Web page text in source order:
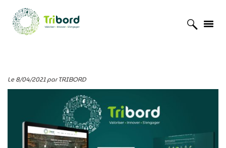
Accueil»
Le 8/04/2021 par TRIBORD